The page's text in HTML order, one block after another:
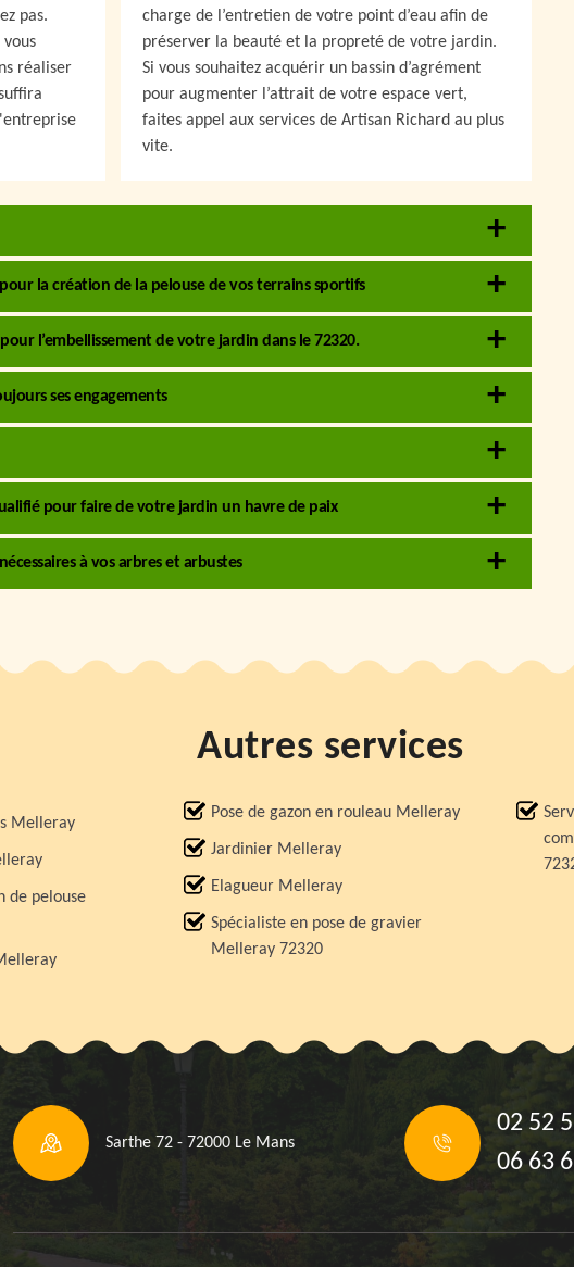
pas.
vous
réaliser
charge de l’entretien de votre point d’eau afin de
préserver la beauté et la propreté de votre jardin.
Si vous souhaitez acquérir un bassin d’agrément
pour augmenter l’attrait de votre espace vert,
faites appel aux services de Artisan Richard au plus
vite.
la création de la pelouse de vos terrains sportifs
l’embellissement de votre jardin dans le 72320.
ses engagements
pour faire de votre jardin un havre de paix
à vos arbres et arbustes
Autres services
Melleray
de pelouse
Pose de gazon en rouleau Melleray
Jardinier Melleray
Elagueur Melleray
Spécialiste en pose de gravier
Melleray 72320
Sarthe 72 - 72000 Le Mans
02 52
06 63